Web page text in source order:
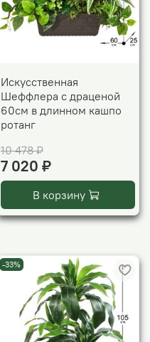
Искусственная
Шеффлера с драценой
60см в длинном кашпо
ротанг
10 478 ₽
7 020 ₽
В корзину
-33%